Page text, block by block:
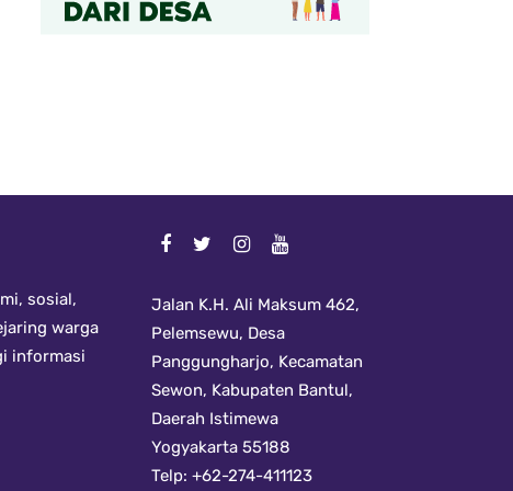
sosial,
warga
informasi
Jalan K.H. Ali Maksum 462,
Pelemsewu, Desa
Panggungharjo, Kecamatan
Sewon, Kabupaten Bantul,
Daerah Istimewa
Yogyakarta 55188
Telp: +62-274-411123